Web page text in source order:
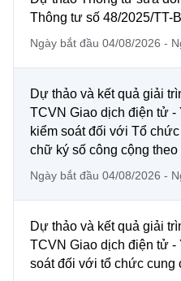
Bưu chính, Viễn thông
Tiêu chuẩn, đo lường,
Năng lượng nguyên tử
Videos
Infographic
Voice
Nhiệm vụ trọng tâm
Chọn ngôn ngữ
Thông tư số 48/2025/TT-
Ngày bắt đầu 04/08/2026 -
Dự thảo và kết quả giải
TCVN Giao dịch điện tử -
kiểm soát đối với Tổ
chữ ký số công cộng
Ngày bắt đầu 04/08/2026 -
Dự thảo và kết quả giải
TCVN Giao dịch điện tử -
soát đối với tổ chức cung